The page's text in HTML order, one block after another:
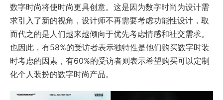
数字时尚将使时尚更具创意。这是因为数字时尚为设计需
求引入了新的视角，设计师不再需要考虑功能性设计，取
而代之的是人们越来越倾向于优先考虑情感和社交需求。
也因此，有58%的受访者表示独特性是他们购买数字时装
时考虑的因素，有60%的受访者则表示希望购买可以定制
化个人装扮的数字时尚产品。